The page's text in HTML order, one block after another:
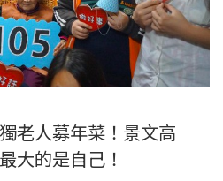
老人募年菜！景文高
大的是自己！